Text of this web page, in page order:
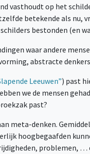
vasthoudt op het
betekende als nu,
bestonden (en
waar andere
abstracte
Leeuwen”) past
we de mensen
past?
meta-denken.
hoogbegaafden
problemen,